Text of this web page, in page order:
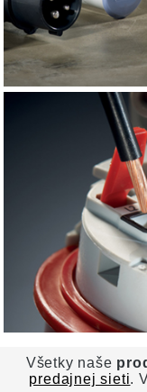
Všetky naše
predajnej sieti.